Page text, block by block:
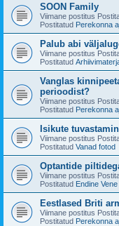
SOON Family
Viimane postitus
Postitatud Perekonna
Palub abi
Viimane postitus
Postitatud
Vanglas
perioodist?
Viimane postitus
Postitatud Perekonna
Isikute
Viimane postitus
Postitatud Vanad fotod
Optantide
Viimane postitus
Postitatud Endine
Eestlased Briti
Viimane postitus
Postitatud Perekonna